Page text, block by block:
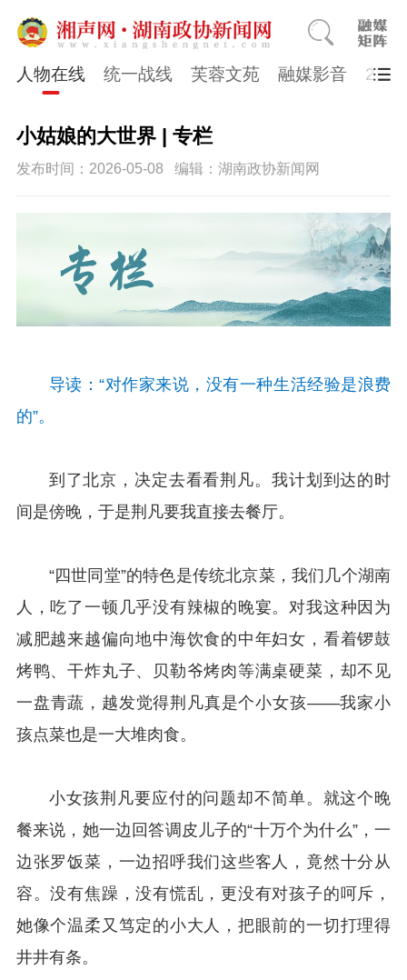
人物在线 统一战线 芙蓉文苑 融媒影音
小姑娘的大世界 | 专栏
发布时间：2026-05-08 编辑：湖南政协新闻网
导读：“对作家来说，没有一种生活经验是浪费
的”。
到了北京，决定去看看荆凡。我计划到达的时
间是傍晚，于是荆凡要我直接去餐厅。
“四世同堂”的特色是传统北京菜，我们几个湖南
人，吃了一顿几乎没有辣椒的晚宴。对我这种因为
减肥越来越偏向地中海饮食的中年妇女，看着锣鼓
烤鸭、干炸丸子、贝勒爷烤肉等满桌硬菜，却不见
一盘青蔬，越发觉得荆凡真是个小女孩——我家小
孩点菜也是一大堆肉食。
小女孩荆凡要应付的问题却不简单。就这个晚
餐来说，她一边回答调皮儿子的“十万个为什么”，一
边张罗饭菜，一边招呼我们这些客人，竟然十分从
容。没有焦躁，没有慌乱，更没有对孩子的呵斥，
她像个温柔又笃定的小大人，把眼前的一切打理得
井井有条。